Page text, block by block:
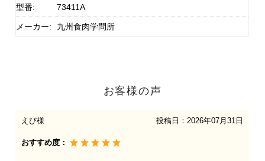
型番: 73411A
メーカー: 九州食肉学問所
お客様の声
えび様 投稿日：2026年07月31日
おすすめ度：